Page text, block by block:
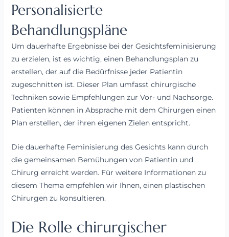
Personalisierte
Behandlungspläne
Um dauerhafte Ergebnisse bei der Gesichtsfeminisierung
zu erzielen, ist es wichtig, einen Behandlungsplan zu
erstellen, der auf die Bedürfnisse jeder Patientin
zugeschnitten ist. Dieser Plan umfasst chirurgische
Techniken sowie Empfehlungen zur Vor- und Nachsorge.
Patienten können in Absprache mit dem Chirurgen einen
Plan erstellen, der ihren eigenen Zielen entspricht.
Die dauerhafte Feminisierung des Gesichts kann durch
die gemeinsamen Bemühungen von Patientin und
Chirurg erreicht werden. Für weitere Informationen zu
diesem Thema empfehlen wir Ihnen, einen plastischen
Chirurgen zu konsultieren.
Die Rolle chirurgischer